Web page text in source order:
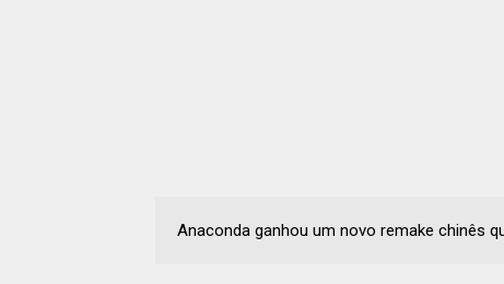
Anaconda ganhou um novo remake chinês